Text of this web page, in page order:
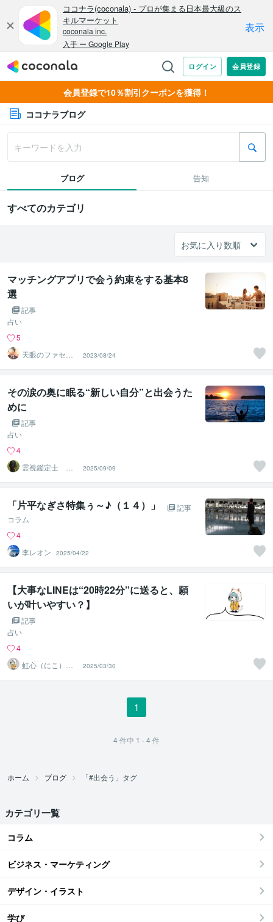
会員登録で10％割引クーポンを獲得！
ココナラブログ
ブログ 告知
すべてのカテゴリ
マッチングアプリで会う約束をする基本8
選
記事
占い
5
天眼のファセッ
ト
2023/08/24
その涙の奥に眠る“新しい自分”と出会うた
めに
記事
占い
4
霊視鑑定士 神
凪
2025/09/09
「片平なぎさ特集ぅ～♪（１４）」
記事
コラム
4
李レオン
2025/04/22
【大事なLINEは“20時22分”に送ると、願
いが叶いやすい？】
記事
占い
4
虹心（にこ）＠
香りと愛の導き
鑑定師
2025/03/30
1
4件中 1 - 4件
ホーム ブログ 「#出会う」タグ
カテゴリ一覧
コラム
ビジネス・マーケティング
デザイン・イラスト
学び